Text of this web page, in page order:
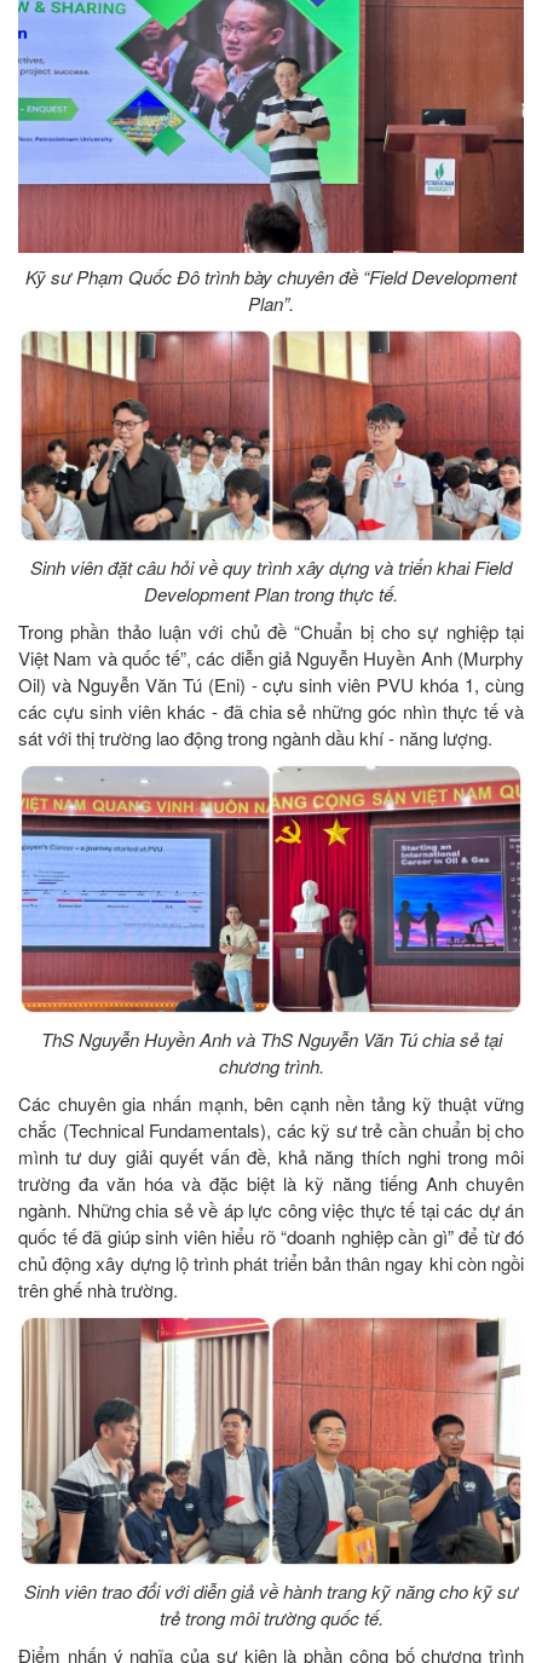
Kỹ sư Phạm Quốc Đô trình bày chuyên đề “Field Development
Plan”.
Sinh viên đặt câu hỏi về quy trình xây dựng và triển khai Field
Development Plan trong thực tế.
Trong phần thảo luận với chủ đề “Chuẩn bị cho sự nghiệp tại
Việt Nam và quốc tế”, các diễn giả Nguyễn Huyền Anh (Murphy
Oil) và Nguyễn Văn Tú (Eni) - cựu sinh viên PVU khóa 1, cùng
các cựu sinh viên khác - đã chia sẻ những góc nhìn thực tế và
sát với thị trường lao động trong ngành dầu khí - năng lượng.
ThS Nguyễn Huyền Anh và ThS Nguyễn Văn Tú chia sẻ tại
chương trình.
Các chuyên gia nhấn mạnh, bên cạnh nền tảng kỹ thuật vững
chắc (Technical Fundamentals), các kỹ sư trẻ cần chuẩn bị cho
mình tư duy giải quyết vấn đề, khả năng thích nghi trong môi
trường đa văn hóa và đặc biệt là kỹ năng tiếng Anh chuyên
ngành. Những chia sẻ về áp lực công việc thực tế tại các dự án
quốc tế đã giúp sinh viên hiểu rõ “doanh nghiệp cần gì” để từ đó
chủ động xây dựng lộ trình phát triển bản thân ngay khi còn ngồi
trên ghế nhà trường.
Sinh viên trao đổi với diễn giả về hành trang kỹ năng cho kỹ sư
trẻ trong môi trường quốc tế.
Điểm nhấn ý nghĩa của sự kiện là phần công bố chương trình